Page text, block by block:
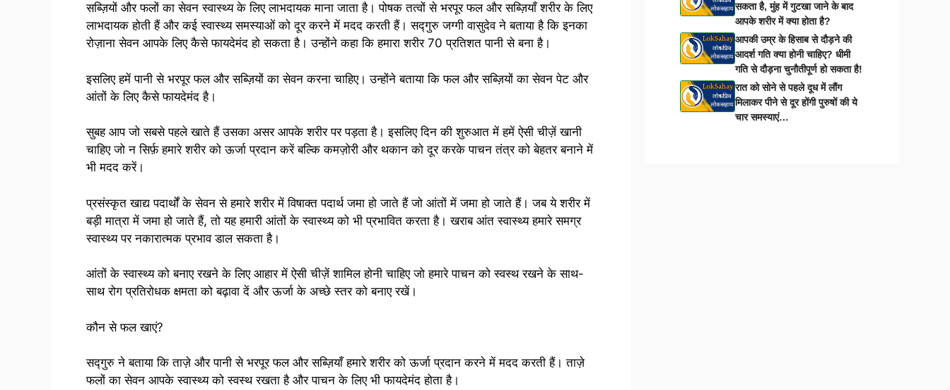
सब्ज़ियों और फलों का सेवन स्वास्थ्य के लिए लाभदायक माना जाता है। पोषक तत्वों से भरपूर फल और सब्ज़ियाँ शरीर के लिए
लाभदायक होती हैं और कई स्वास्थ्य समस्याओं को दूर करने में मदद करती हैं। सद्गुरु जग्गी वासुदेव ने बताया है कि इनका
रोज़ाना सेवन आपके लिए कैसे फायदेमंद हो सकता है। उन्होंने कहा कि हमारा शरीर 70 प्रतिशत पानी से बना है।
इसलिए हमें पानी से भरपूर फल और सब्ज़ियों का सेवन करना चाहिए। उन्होंने बताया कि फल और सब्ज़ियों का सेवन पेट और
आंतों के लिए कैसे फायदेमंद है।
सुबह आप जो सबसे पहले खाते हैं उसका असर आपके शरीर पर पड़ता है। इसलिए दिन की शुरुआत में हमें ऐसी चीज़ें खानी
चाहिए जो न सिर्फ़ हमारे शरीर को ऊर्जा प्रदान करें बल्कि कमज़ोरी और थकान को दूर करके पाचन तंत्र को बेहतर बनाने में
भी मदद करें।
प्रसंस्कृत खाद्य पदार्थों के सेवन से हमारे शरीर में विषाक्त पदार्थ जमा हो जाते हैं जो आंतों में जमा हो जाते हैं। जब ये शरीर में
बड़ी मात्रा में जमा हो जाते हैं, तो यह हमारी आंतों के स्वास्थ्य को भी प्रभावित करता है। खराब आंत स्वास्थ्य हमारे समग्र
स्वास्थ्य पर नकारात्मक प्रभाव डाल सकता है।
आंतों के स्वास्थ्य को बनाए रखने के लिए आहार में ऐसी चीज़ें शामिल होनी चाहिए जो हमारे पाचन को स्वस्थ रखने के साथ-
साथ रोग प्रतिरोधक क्षमता को बढ़ावा दें और ऊर्जा के अच्छे स्तर को बनाए रखें।
कौन से फल खाएं?
सद्गुरु ने बताया कि ताज़े और पानी से भरपूर फल और सब्ज़ियाँ हमारे शरीर को ऊर्जा प्रदान करने में मदद करती हैं। ताज़े
फलों का सेवन आपके स्वास्थ्य को स्वस्थ रखता है और पाचन के लिए भी फायदेमंद होता है।
सकता है, मुंह में गुटखा जाने के बाद
आपके शरीर में क्या होता है?
आपकी उम्र के हिसाब से दौड़ने की
आदर्श गति क्या होनी चाहिए? धीमी
गति से दौड़ना चुनौतीपूर्ण हो सकता है!
रात को सोने से पहले दूध में लौंग
मिलाकर पीने से दूर होंगी पुरुषों की ये
चार समस्याएं…